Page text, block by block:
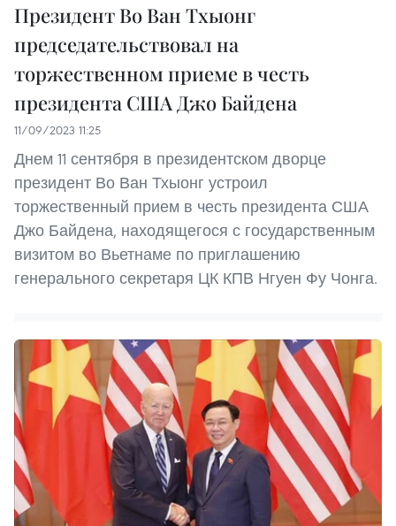
Президент Во Ван Тхыонг
председательствовал на
торжественном приеме в честь
президента США Джо Байдена
11/09/2023 11:25
Днем 11 сентября в президентском дворце
президент Во Ван Тхыонг устроил
торжественный прием в честь президента США
Джо Байдена, находящегося с государственным
визитом во Вьетнаме по приглашению
генерального секретаря ЦК КПВ Нгуен Фу Чонга.